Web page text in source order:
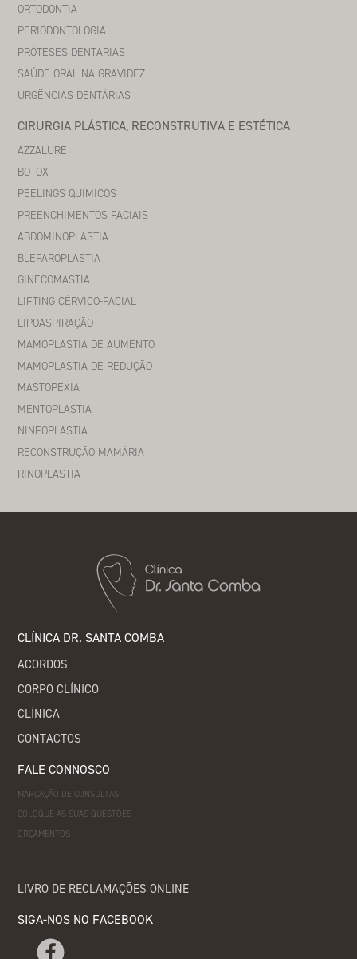
ORTODONTIA
PERIODONTOLOGIA
PRÓTESES DENTÁRIAS
SAÚDE ORAL NA GRAVIDEZ
URGÊNCIAS DENTÁRIAS
CIRURGIA PLÁSTICA, RECONSTRUTIVA E ESTÉTICA
AZZALURE
BOTOX
PEELINGS QUÍMICOS
PREENCHIMENTOS FACIAIS
ABDOMINOPLASTIA
BLEFAROPLASTIA
GINECOMASTIA
LIFTING CÉRVICO-FACIAL
LIPOASPIRAÇÃO
MAMOPLASTIA DE AUMENTO
MAMOPLASTIA DE REDUÇÃO
MASTOPEXIA
MENTOPLASTIA
NINFOPLASTIA
RECONSTRUÇÃO MAMÁRIA
RINOPLASTIA
CLÍNICA DR. SANTA COMBA
ACORDOS
CORPO CLÍNICO
CLÍNICA
CONTACTOS
FALE CONNOSCO
MARCAÇÃO DE CONSULTAS
COLOQUE AS SUAS QUESTÕES
ORÇAMENTOS
LIVRO DE RECLAMAÇÕES ONLINE
SIGA-NOS NO FACEBOOK